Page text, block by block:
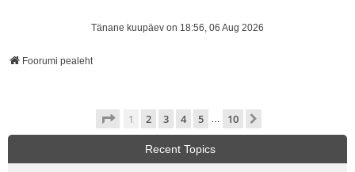
Tänane kuupäev on 18:56, 06 Aug 2026
Foorumi pealeht
1 . leht10 -st
1 2 3 4 5 … 10
Recent Topics